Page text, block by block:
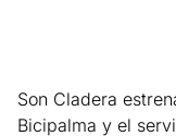
Son Cladera
Bicipalma y el